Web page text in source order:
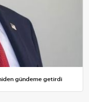
gündeme getirdi